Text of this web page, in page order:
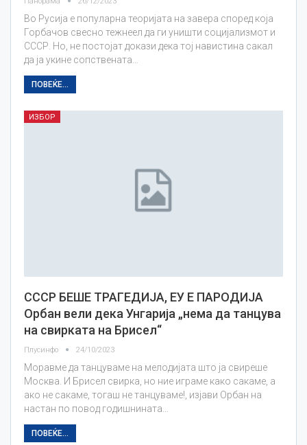
Во Русија е популарна теоријата на завера според која
Горбачов свесно тежнеел да ги уништи социјализмот и
СССР. Но, не постојат докази дека тој навистина сакал
да ја укине сопствената…
ПОВЕЌЕ...
ИЗБОР
СССР БЕШЕ ТРАГЕДИЈА, ЕУ Е ПАРОДИЈА
Орбан вели дека Унгарија „нема да танцува
на свирката на Брисел“
Плусинфо 24/10/2023
Моравме да танцуваме на мелодијата што ја свиреше
Москва. И Брисел свирка, но ние играме како сакаме, а
ако не сакаме, тогаш не танцуваме!, изјави Орбан на
настан по повод годишнината…
ПОВЕЌЕ...